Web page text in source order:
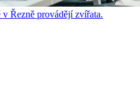
Řezně provádějí zvířata.